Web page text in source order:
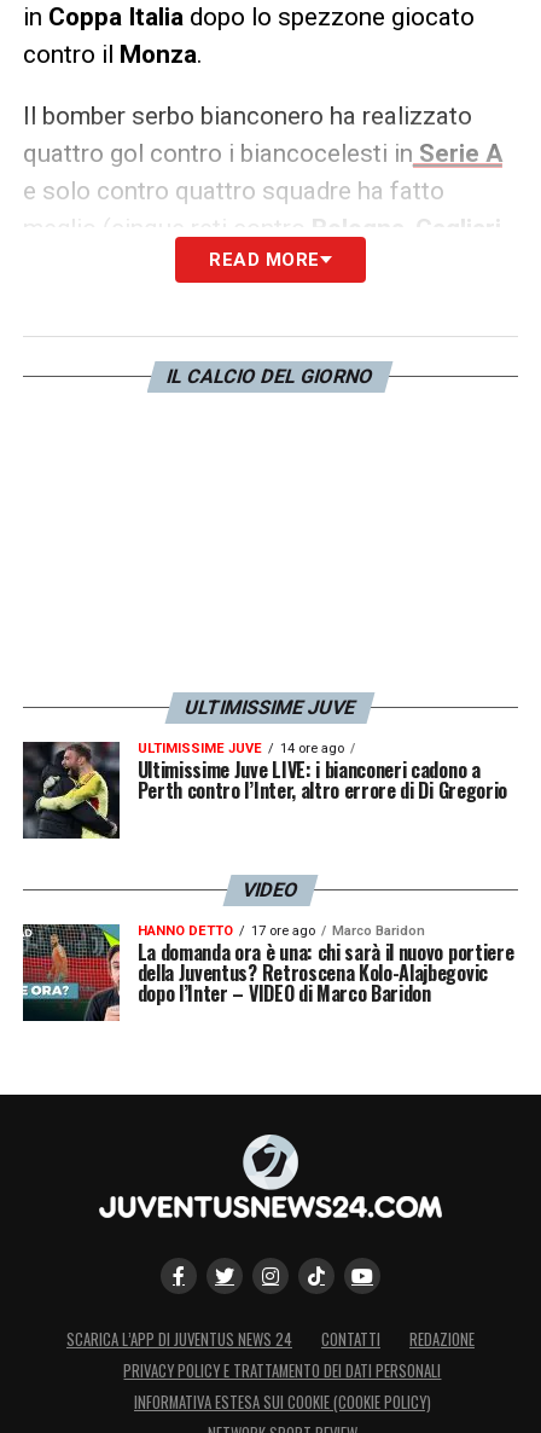
in Coppa Italia dopo lo spezzone giocato
contro il Monza.
Il bomber serbo bianconero ha realizzato
quattro gol contro i biancocelesti in Serie A
e solo contro quattro squadre ha fatto
meglio (cinque reti contro Bologna Cagliari
Spezia). Tre dei suoi gol alla
casalinghe: due marcature con la Fiorentina
e una con i bianconeri.Allegri, oggi più che
READ MORE
IL CALCIO DEL GIORNO
ULTIMISSIME JUVE
ULTIMISSIME JUVE 14 ore ago
Ultimissime Juve LIVE: i bianconeri cadono a
Perth contro l’Inter, altro errore di Di Gregorio
VIDEO
HANNO DETTO 17 ore ago Marco Baridon
La domanda ora è una: chi sarà il nuovo portiere
della Juventus? Retroscena Kolo-Alajbegovic
dopo l’Inter – VIDEO di Marco Baridon
SCARICA L’APP DI JUVENTUS NEWS 24 CONTATTI
REDAZIONE
PRIVACY POLICY E TRATTAMENTO DEI DATI PERSONALI
INFORMATIVA ESTESA SUI COOKIE (COOKIE POLICY)